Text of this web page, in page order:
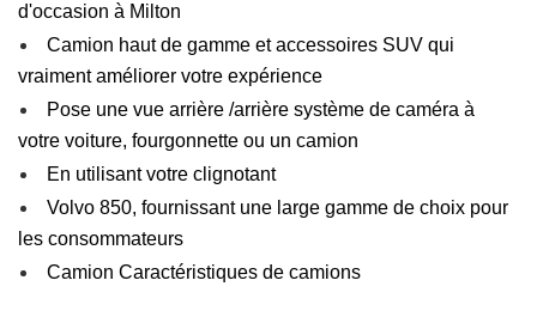
d'occasion à Milton
Camion haut de gamme et accessoires SUV qui
vraiment améliorer votre expérience
Pose une vue arrière /arrière système de caméra à
votre voiture, fourgonnette ou un camion
En utilisant votre clignotant
Volvo 850, fournissant une large gamme de choix pour
les consommateurs
Camion Caractéristiques de camions